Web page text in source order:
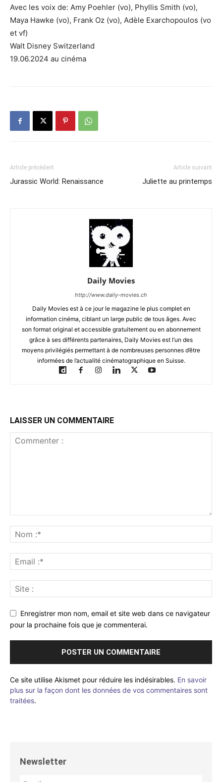
Avec les voix de: Amy Poehler (vo), Phyllis Smith (vo),
Maya Hawke (vo), Frank Oz (vo), Adèle Exarchopoulos (vo
et vf)
Walt Disney Switzerland
19.06.2024 au cinéma
Article précédent
Jurassic World: Renaissance
Article suivant
Juliette au printemps
Daily Movies
http://www.daily-movies.ch
Daily Movies est à ce jour le magazine le plus complet en
information cinéma, ciblant un large public de tous âges. Avec
son format original et accessible gratuitement ou en abonnement
grâce à ses différents partenaires, Daily Movies est l’un des
moyens privilégiés permettant à de nombreuses personnes d’être
informées de l’actualité cinématographique en Suisse.
LAISSER UN COMMENTAIRE
Enregistrer mon nom, email et site web dans ce navigateur
pour la prochaine fois que je commenterai.
Ce site utilise Akismet pour réduire les indésirables. En savoir
plus sur la façon dont les données de vos commentaires sont
traitées.
Newsletter